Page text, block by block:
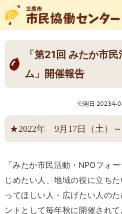
「第21回 みたか市
ム」開催報告
公開日 2023年
★2022年 9月17日（土）
「みたか市民活動・NPOフォ
じめたい人、地域の役に立ち
ってほしい人・広げたい人の
ントとして毎年秋に開催され